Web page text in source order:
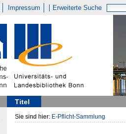
Impressum Erweiterte Suche
Titel
Sie sind hier: E-Pflicht-Sammlung